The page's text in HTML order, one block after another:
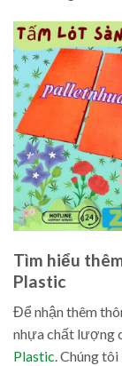
Tìm hiểu
Plastic
Để nhận thêm
nhựa chất lượng
Plastic. Chúng